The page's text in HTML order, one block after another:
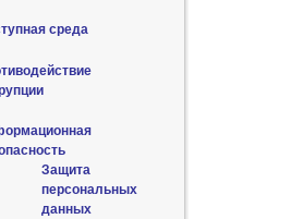
среда
Защита
персональных
данных